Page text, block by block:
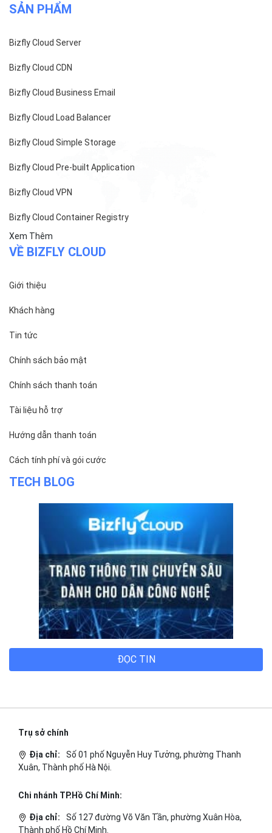
SẢN PHẨM
Bizfly Cloud Server
Bizfly Cloud CDN
Bizfly Cloud Business Email
Bizfly Cloud Load Balancer
Bizfly Cloud Simple Storage
Bizfly Cloud Pre-built Application
Bizfly Cloud VPN
Bizfly Cloud Container Registry
Xem Thêm
VỀ BIZFLY CLOUD
Giới thiệu
Khách hàng
Tin tức
Chính sách bảo mật
Chính sách thanh toán
Tài liệu hỗ trợ
Hướng dẫn thanh toán
Cách tính phí và gói cước
TECH BLOG
ĐỌC TIN
Trụ sở chính
Địa chỉ:
Số 01 phố Nguyễn Huy Tưởng, phường Thanh
Xuân, Thành phố Hà Nội.
Chi nhánh TP.Hồ Chí Minh:
Địa chỉ:
Số 127 đường Võ Văn Tần, phường Xuân Hòa,
Thành phố Hồ Chí Minh.